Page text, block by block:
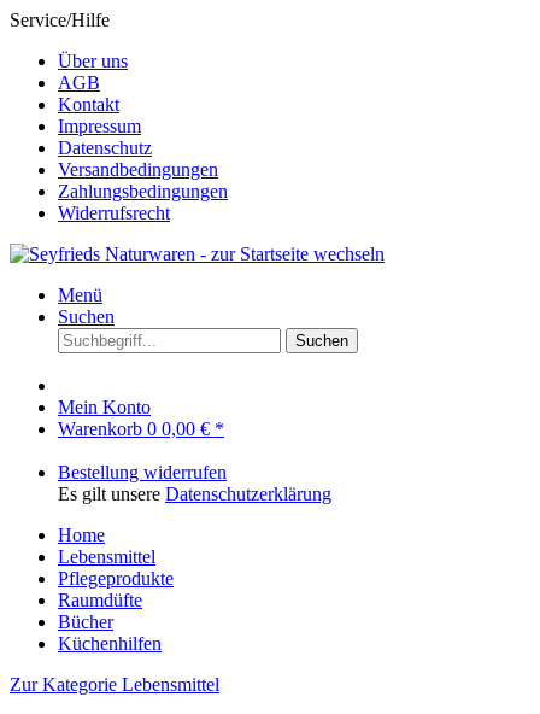
Service/Hilfe
Über uns
AGB
Kontakt
Impressum
Datenschutz
Versandbedingungen
Zahlungsbedingungen
Widerrufsrecht
Menü
Suchen
Suchen
Mein Konto
Warenkorb 0 0,00 € *
Bestellung widerrufen
Es gilt unsere Datenschutzerklärung
Home
Lebensmittel
Pflegeprodukte
Raumdüfte
Bücher
Küchenhilfen
Zur Kategorie Lebensmittel